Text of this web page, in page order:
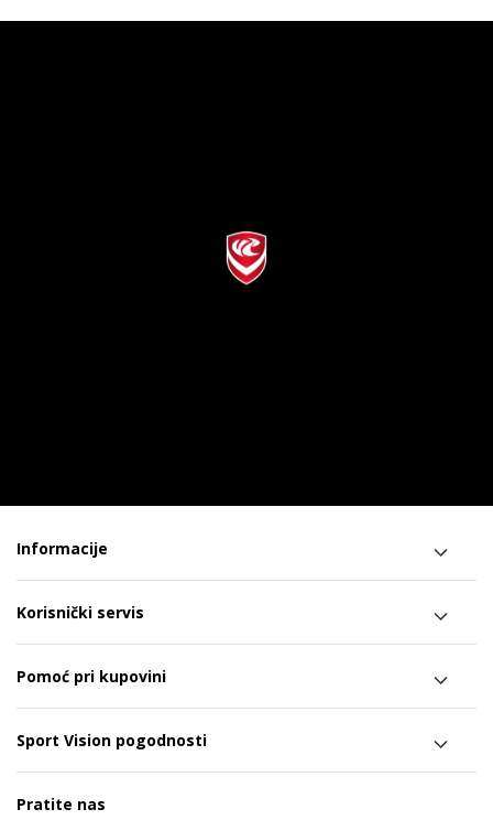
Informacije
Korisnički servis
Pomoć pri kupovini
Sport Vision pogodnosti
Pratite nas